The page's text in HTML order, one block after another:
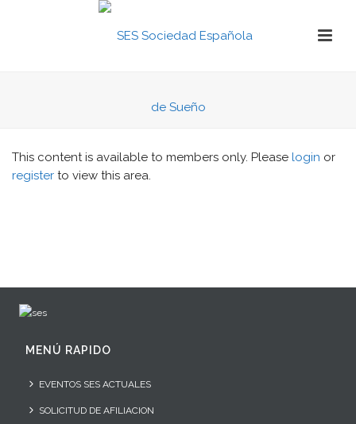
This content is available to members only. Please login or
register to view this area.
MENÚ RAPIDO
EVENTOS SES ACTUALES
SOLICITUD DE AFILIACION